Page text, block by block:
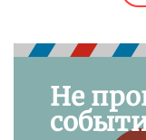
Не